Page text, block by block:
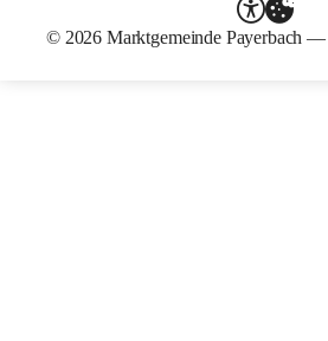
© 2026 Marktgemeinde Payerbach